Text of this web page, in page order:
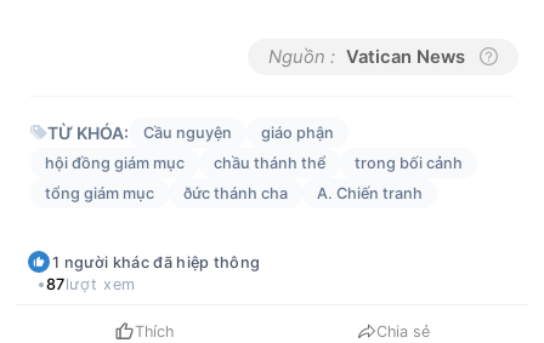
Nguồn : Vatican News
TỪ KHÓA: Cầu nguyện
giáo phận
hội đồng giám mục
chầu thánh thể
trong bối cảnh
tổng giám mục
ðức thánh cha A. Chiến tranh
1 người khác đã hiệp thông
87lượt xem
Thích Chia sẻ